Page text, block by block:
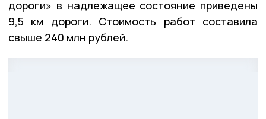
дороги» в надлежащее состояние приведены
9,5 км дороги. Стоимость работ составила
свыше 240 млн рублей.